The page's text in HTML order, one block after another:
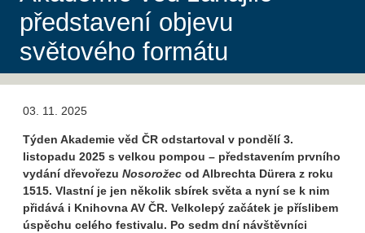
představení objevu
světového formátu
03. 11. 2025
Týden Akademie věd ČR odstartoval v pondělí 3.
listopadu 2025 s velkou pompou – představením prvního
vydání dřevořezu Nosorožec od Albrechta Dürera z roku
1515. Vlastní je jen několik sbírek světa a nyní se k nim
přidává i Knihovna AV ČR. Velkolepý začátek je příslibem
úspěchu celého festivalu. Po sedm dní návštěvníci